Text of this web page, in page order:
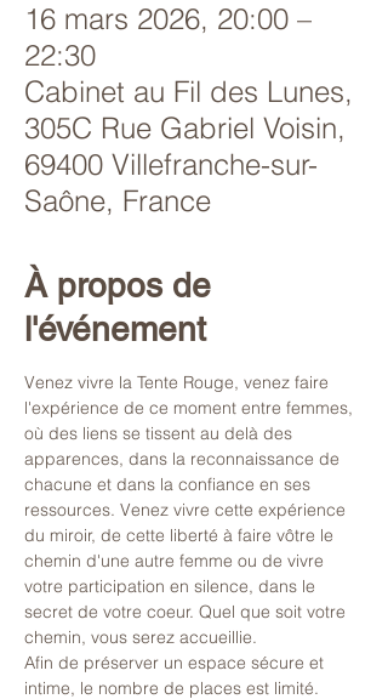
16 mars 2026, 20:00 –
22:30
Cabinet au Fil des Lunes,
305C Rue Gabriel Voisin,
69400 Villefranche-sur-
Saône, France
À propos de
l'événement
Venez vivre la Tente Rouge, venez faire
l'expérience de ce moment entre femmes,
où des liens se tissent au delà des
apparences, dans la reconnaissance de
chacune et dans la confiance en ses
ressources. Venez vivre cette expérience
du miroir, de cette liberté à faire vôtre le
chemin d'une autre femme ou de vivre
votre participation en silence, dans le
secret de votre coeur. Quel que soit votre
chemin, vous serez accueillie.
Afin de préserver un espace sécure et
intime, le nombre de places est limité.